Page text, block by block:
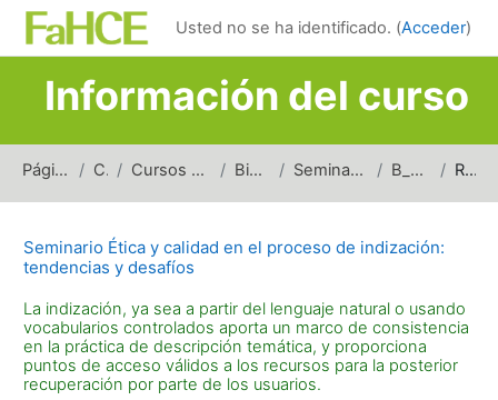
Salta al contenido principal
Usted no se ha identificado. (Acceder)
Información del curso
Página Principal Cursos Cursos de carreras de grado Bibliotecología Seminarios y Talleres (Bibl) B_SEyCPI_2026 Resumen
Seminario Ética y calidad en el proceso de indización:
tendencias y desafíos
La indización, ya sea a partir del lenguaje natural o usando
vocabularios controlados aporta un marco de consistencia
en la práctica de descripción temática, y proporciona
puntos de acceso válidos a los recursos para la posterior
recuperación por parte de los usuarios.